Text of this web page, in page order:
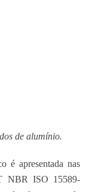
de alumínio.
é apresentada nas
NBR ISO 15589-